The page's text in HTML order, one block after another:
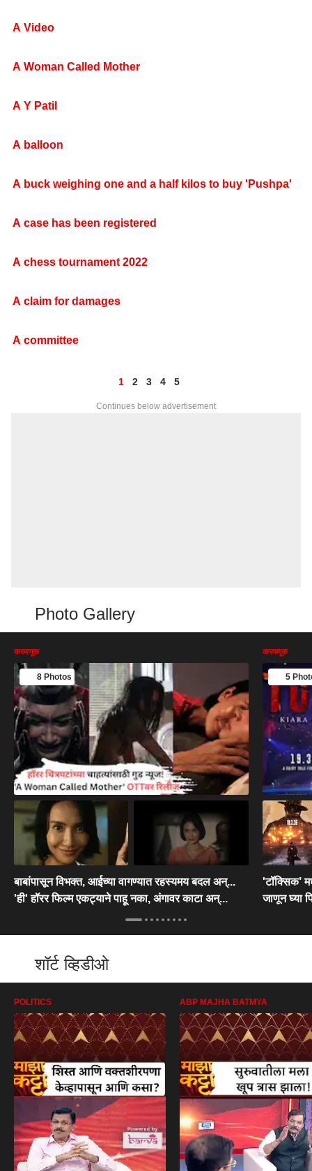
A Video
A Woman Called Mother
A Y Patil
A balloon
A buck weighing one and a half kilos to buy 'Pushpa'
A case has been registered
A chess tournament 2022
A claim for damages
A committee
1 2 3 4 5
Continues below advertisement
Photo Gallery
करमणूक
8 Photos
बाबांपासून विभक्त, आईच्या वागण्यात रहस्यमय बदल अन्...
'ही' हॉरर फिल्म एकट्याने पाहू नका, अंगावर काटा अन्...
करमणूक
5
'टॉक्सिक’
जाणून घ्या
शॉर्ट व्हिडीओ
POLITICS ABP MAJHA BATMYA